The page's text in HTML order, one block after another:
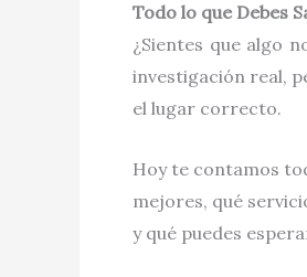
Todo lo que Debes
¿Sientes que algo
investigación real,
el lugar correcto.
Hoy te contamos
mejores, qué
y qué puedes